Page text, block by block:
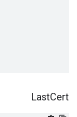
LastCert